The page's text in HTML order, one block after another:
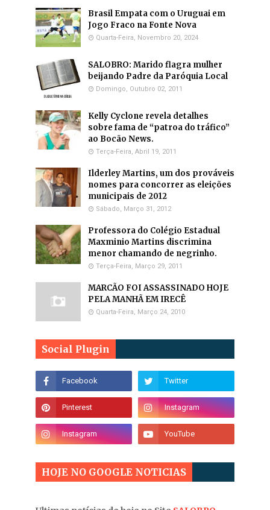
Brasil Empata com o Uruguai em
Jogo Fraco na Fonte Nova
Quarta-Feira, Novembro 20, 2024
SALOBRO: Marido flagra mulher
beijando Padre da Paróquia Local
Domingo, Outubro 02, 2011
Kelly Cyclone revela detalhes
sobre fama de “patroa do tráfico”
ao Bocão News.
Terça-Feira, Abril 19, 2011
Ilderley Martins, um dos prováveis
nomes para concorrer as eleições
municipais de 2012
Sábado, Março 31, 2012
Professora do Colégio Estadual
Maxminio Martins discrimina
menor chamando de negrinho.
Terça-Feira, Março 29, 2011
MARCÃO FOI ASSASSINADO HOJE
PELA MANHÃ EM IRECÊ
Quarta-Feira, Março 24, 2010
Social Plugin
HOJE NO GOOGLE NOTICIAS